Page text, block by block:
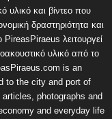
υλικό και βίντεο που
δραστηριότητα και
λειτουργεί
υλικό από το
is an
to the city and port of
photographs and
and everyday life